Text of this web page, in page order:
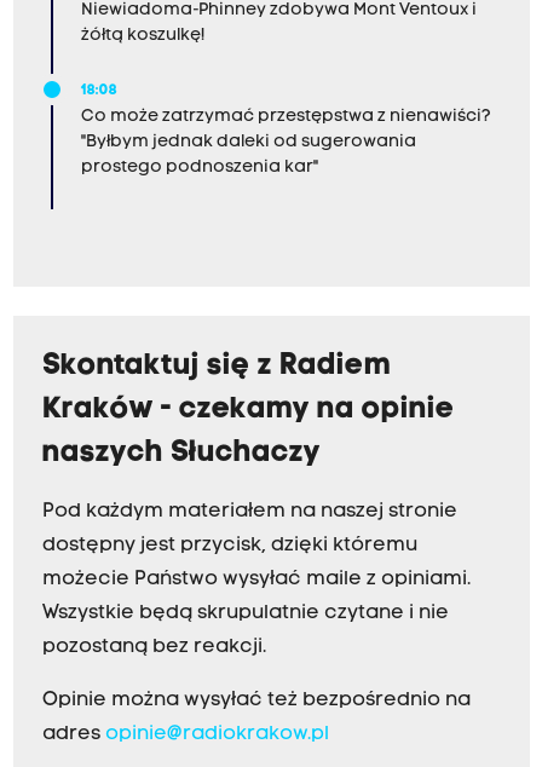
Niewiadoma-Phinney zdobywa Mont Ventoux i
żółtą koszulkę!
18:08
Co może zatrzymać przestępstwa z nienawiści?
"Byłbym jednak daleki od sugerowania
prostego podnoszenia kar"
Skontaktuj się z Radiem
Kraków - czekamy na opinie
naszych Słuchaczy
Pod każdym materiałem na naszej stronie
dostępny jest przycisk, dzięki któremu
możecie Państwo wysyłać maile z opiniami.
Wszystkie będą skrupulatnie czytane i nie
pozostaną bez reakcji.
Opinie można wysyłać też bezpośrednio na
adres opinie@radiokrakow.pl